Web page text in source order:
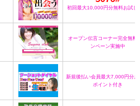
初回最大10,000円分無料お試し
オープン伝言コーナー完全無料
ンペーン実施中
新規後払い会員最大7,000円分お
ポイント付き